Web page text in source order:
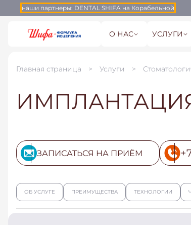
наши партнеры: DENTAL SHIFA на Корабельной
О НАС УСЛУГИ
Главная страница Услуги
ЗАПИСАТЬСЯ НА ПРИЁМ
ОБ УСЛУГЕ ПРЕИМУЩЕСТВА ТЕХНОЛОГИИ